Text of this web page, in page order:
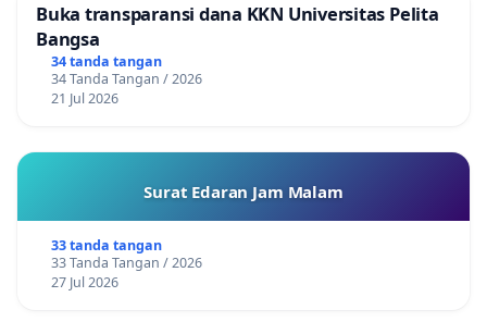
Buka transparansi dana KKN Universitas Pelita
Bangsa
34 tanda tangan
34 Tanda Tangan / 2026
21 Jul 2026
Surat Edaran Jam Malam
33 tanda tangan
33 Tanda Tangan / 2026
27 Jul 2026